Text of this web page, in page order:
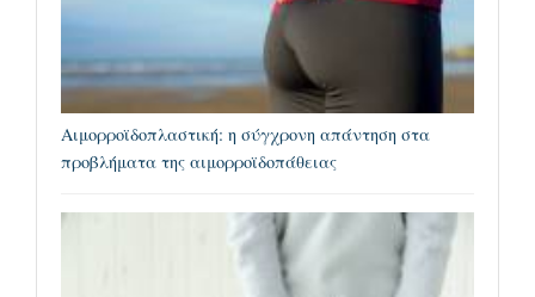
Αιμορροϊδοπλαστική: η σύγχρονη απάντηση στα
προβλήματα της αιμορροϊδοπάθειας